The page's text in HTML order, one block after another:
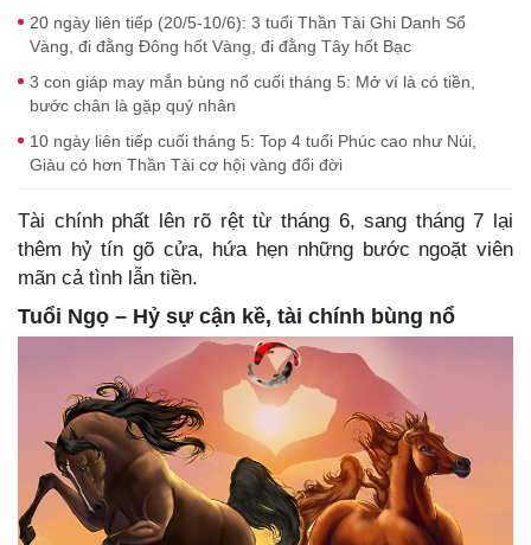
20 ngày liên tiếp (20/5-10/6): 3 tuổi Thần Tài Ghi Danh Sổ
Vàng, đi đằng Đông hốt Vàng, đi đằng Tây hốt Bạc
3 con giáp may mắn bùng nổ cuối tháng 5: Mở ví là có tiền,
bước chân là gặp quý nhân
10 ngày liên tiếp cuối tháng 5: Top 4 tuổi Phúc cao như Núi,
Giàu có hơn Thần Tài cơ hội vàng đổi đời
Tài chính phất lên rõ rệt từ tháng 6, sang tháng 7 lại
thêm hỷ tín gõ cửa, hứa hẹn những bước ngoặt viên
mãn cả tình lẫn tiền.
Tuổi Ngọ – Hỷ sự cận kề, tài chính bùng nổ